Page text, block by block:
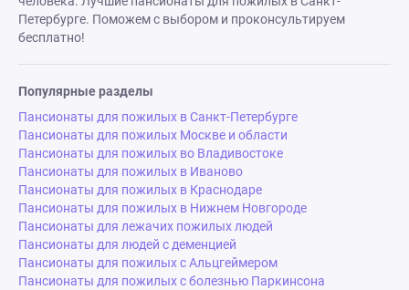
Петербурге. Поможем с выбором и проконсультируем
бесплатно!
Популярные разделы
Пансионаты для пожилых в Санкт-Петербурге
Пансионаты для пожилых Москве и области
Пансионаты для пожилых во Владивостоке
Пансионаты для пожилых в Иваново
Пансионаты для пожилых в Краснодаре
Пансионаты для пожилых в Нижнем Новгороде
Пансионаты для лежачих пожилых людей
Пансионаты для людей с деменцией
Пансионаты для пожилых с Альцгеймером
Пансионаты для пожилых с болезнью Паркинсона